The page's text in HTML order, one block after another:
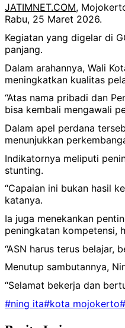
JATIMNET.COM,
Rabu, 25 Maret 2026.
Kegiatan yang digelar di
panjang.
Dalam arahannya, Wali
meningkatkan kualitas
“Atas nama pribadi dan
bisa kembali mengawali
Dalam apel perdana
menunjukkan
Indikatornya meliputi
stunting.
“Capaian ini bukan hasil
katanya.
Ia juga menekankan
peningkatan kompetensi,
“ASN harus terus belajar,
Menutup sambutannya,
“Selamat bekerja dan
#ning ita#kota mojokerto